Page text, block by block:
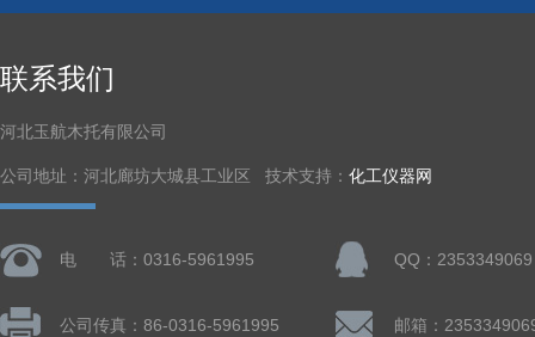
联系我们
河北玉航木托有限公司
公司地址：河北廊坊大城县工业区 技术支持： 化工仪器网
电 话：0316-5961995 QQ：2353349069
公司传真：86-0316-5961995 邮箱：